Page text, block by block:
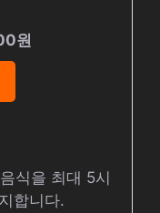
원
식을 최대 5시
합니다.